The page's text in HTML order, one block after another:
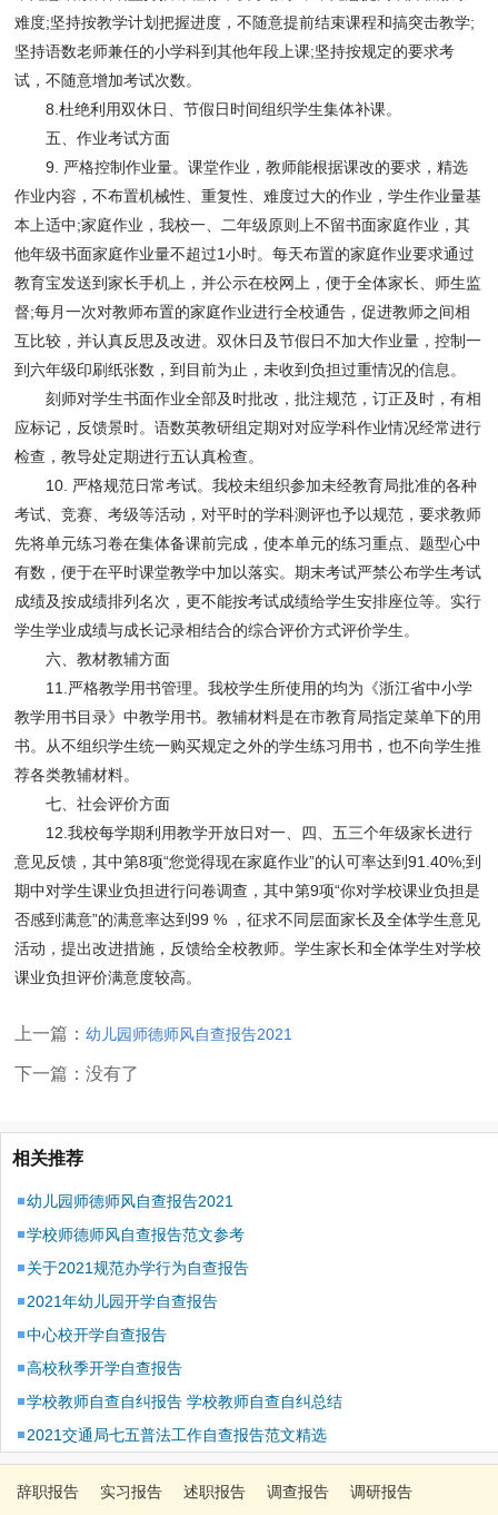
难度;坚持按教学计划把握进度，不随意提前结束课程和搞突击教学;
坚持语数老师兼任的小学科到其他年段上课;坚持按规定的要求考
试，不随意增加考试次数。
8.杜绝利用双休日、节假日时间组织学生集体补课。
五、作业考试方面
9. 严格控制作业量。课堂作业，教师能根据课改的要求，精选
作业内容，不布置机械性、重复性、难度过大的作业，学生作业量基
本上适中;家庭作业，我校一、二年级原则上不留书面家庭作业，其
他年级书面家庭作业量不超过1小时。每天布置的家庭作业要求通过
教育宝发送到家长手机上，并公示在校网上，便于全体家长、师生监
督;每月一次对教师布置的家庭作业进行全校通告，促进教师之间相
互比较，并认真反思及改进。双休日及节假日不加大作业量，控制一
到六年级印刷纸张数，到目前为止，未收到负担过重情况的信息。
刻师对学生书面作业全部及时批改，批注规范，订正及时，有相
应标记，反馈景时。语数英教研组定期对对应学科作业情况经常进行
检查，教导处定期进行五认真检查。
10. 严格规范日常考试。我校未组织参加未经教育局批准的各种
考试、竞赛、考级等活动，对平时的学科测评也予以规范，要求教师
先将单元练习卷在集体备课前完成，使本单元的练习重点、题型心中
有数，便于在平时课堂教学中加以落实。期末考试严禁公布学生考试
成绩及按成绩排列名次，更不能按考试成绩给学生安排座位等。实行
学生学业成绩与成长记录相结合的综合评价方式评价学生。
六、教材教辅方面
11.严格教学用书管理。我校学生所使用的均为《浙江省中小学
教学用书目录》中教学用书。教辅材料是在市教育局指定菜单下的用
书。从不组织学生统一购买规定之外的学生练习用书，也不向学生推
荐各类教辅材料。
七、社会评价方面
12.我校每学期利用教学开放日对一、四、五三个年级家长进行
意见反馈，其中第8项“您觉得现在家庭作业”的认可率达到91.40%;到
期中对学生课业负担进行问卷调查，其中第9项“你对学校课业负担是
否感到满意”的满意率达到99 % ，征求不同层面家长及全体学生意见
活动，提出改进措施，反馈给全校教师。学生家长和全体学生对学校
课业负担评价满意度较高。
上一篇：幼儿园师德师风自查报告2021
下一篇：没有了
相关推荐
幼儿园师德师风自查报告2021
学校师德师风自查报告范文参考
关于2021规范办学行为自查报告
2021年幼儿园开学自查报告
中心校开学自查报告
高校秋季开学自查报告
学校教师自查自纠报告 学校教师自查自纠总结
2021交通局七五普法工作自查报告范文精选
辞职报告 实习报告 述职报告 调查报告 调研报告